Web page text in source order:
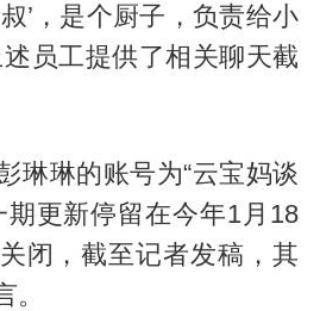
’，是个厨子，负责给小
员工提供了相关聊天截
琳琳的账号为“云宝妈谈
期更新停留在今年1月18
闭，截至记者发稿，其
。